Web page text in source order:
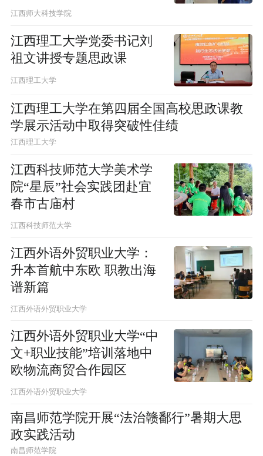
江西师大科技学院
江西理工大学党委书记刘
祖文讲授专题思政课
江西理工大学
江西理工大学在第四届全国高校思政课教
学展示活动中取得突破性佳绩
江西理工大学
江西科技师范大学美术学
院“星辰”社会实践团赴宜
春市古庙村
江西科技师范大学
江西外语外贸职业大学：
升本首航中东欧 职教出海
谱新篇
江西外语外贸职业大学
江西外语外贸职业大学“中
文+职业技能”培训落地中
欧物流商贸合作园区
江西外语外贸职业大学
南昌师范学院开展“法治赣鄱行”暑期大思
政实践活动
南昌师范学院